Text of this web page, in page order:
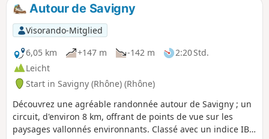
Autour de Savigny
Visorando-Mitglied
6,05 km
+147 m -142 m
2:20 Std.
Leicht
Start in Savigny (Rhône) (Rhône)
Découvrez une agréable randonnée autour de Savigny ; un
circuit, d'environ 8 km, offrant de points de vue sur les
paysages vallonnés environnants. Classé avec un indice IBP